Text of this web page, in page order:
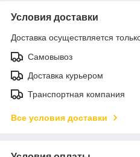
Условия доставки
Доставка осуществляется
Самовывоз
Доставка курьером
Транспортная компания
Все условия доставки